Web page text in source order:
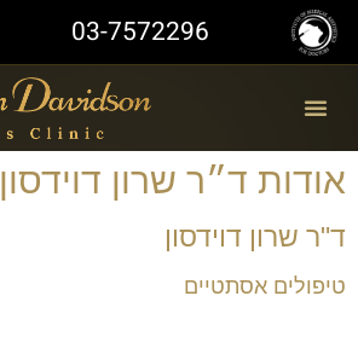
03-7572296
אודות ד״ר שרון דוידסון
ד"ר שרון דוידסון
טיפולים אסתטיים